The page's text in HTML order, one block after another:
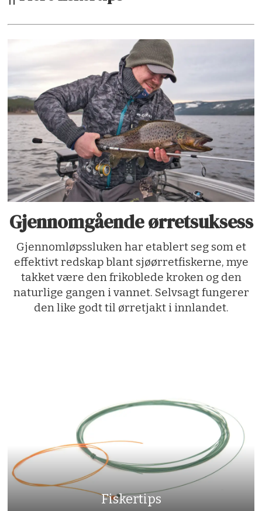
Gjennomgående ørretsuksess
Gjennomløpssluken har etablert seg som et
effektivt redskap blant sjøørretfiskerne, mye
takket være den frikoblede kroken og den
naturlige gangen i vannet. Selvsagt fungerer
den like godt til ørretjakt i innlandet.
Fiskertips